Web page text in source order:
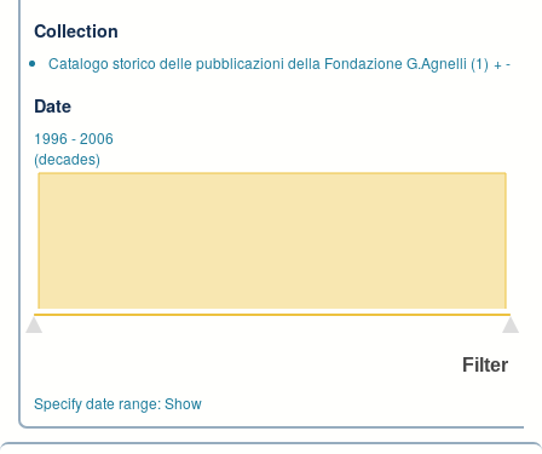
Collection
Catalogo storico delle pubblicazioni della Fondazione G.Agnelli (1) +-
Date
1996 -2006
(decades)
Specify date range:Show